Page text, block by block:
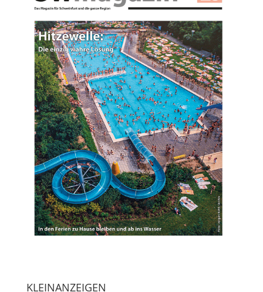
KLEINANZEIGEN